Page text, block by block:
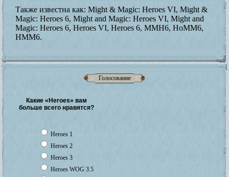
Голосование
Какие «Heroes» вам
больше всего нравятся?
Heroes 1
Heroes 2
Heroes 3
Heroes WOG 3.5
Также известна как: Might & Magic: Heroes VI, Might &
Magic: Heroes 6, Might and Magic: Heroes VI, Might and
Magic: Heroes 6, Heroes VI, Heroes 6, MMH6, HoMM6,
HMM6.